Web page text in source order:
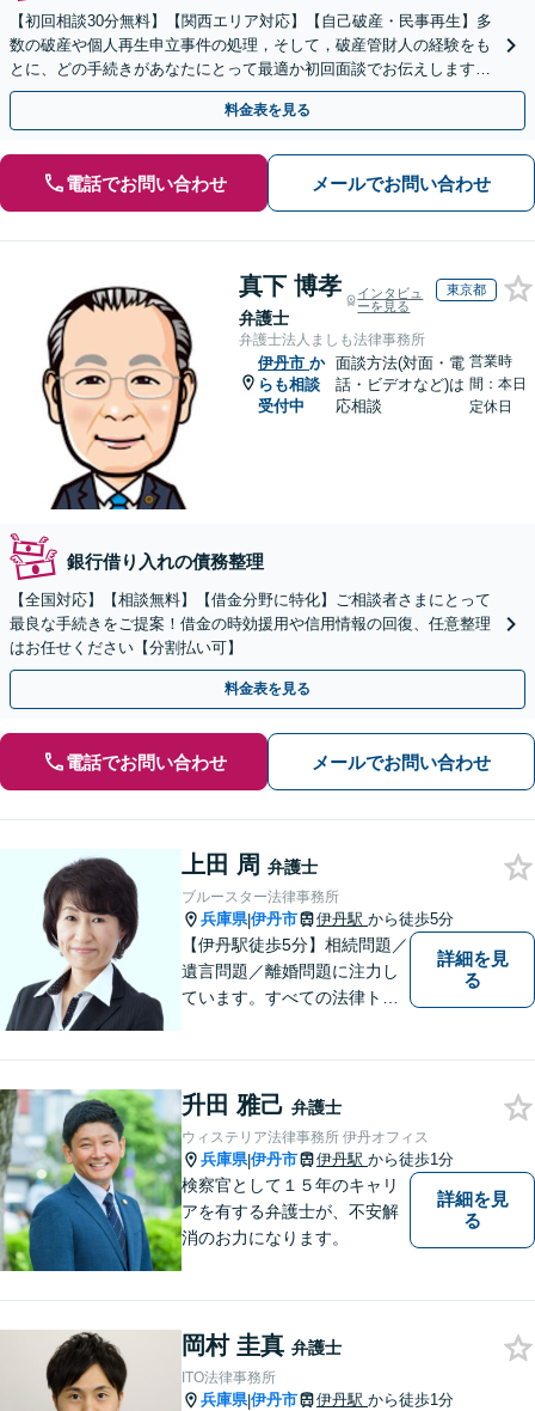
【初回相談30分無料】【関西エリア対応】【自己破産・民事再生】多
数の破産や個人再生申立事件の処理，そして，破産管財人の経験をも
とに、どの手続きがあなたにとって最適か初回面談でお伝えします！
専門家に話を聞くことが解決への第一歩です！
料金表を見る
電話でお問い合わせ メールでお問い合わせ
真下 博孝
弁護士
インタビュ
ーを見る
東京都
弁護士法人ましも法律事務所
伊丹市 か
らも相談
受付中
面談方法(対面・電
話・ビデオなど)は
応相談
営業時
間：本日
定休日
銀行借り入れの債務整理
【全国対応】【相談無料】【借金分野に特化】ご相談者さまにとって
最良な手続きをご提案！借金の時効援用や信用情報の回復、任意整理
はお任せください【分割払い可】
料金表を見る
電話でお問い合わせ メールでお問い合わせ
上田 周 弁護士
ブルースター法律事務所
兵庫県|伊丹市 伊丹駅 から徒歩5分
【伊丹駅徒歩5分】相続問題／
遺言問題／離婚問題に注力し
ています。すべての法律トラ
様と信頼関係を築いて紛争解
決し、解決後の人生を幸せに
過ごして頂きたいと願いを込
めています。
詳細を見
る
升田 雅己 弁護士
ウィステリア法律事務所 伊丹オフィス
兵庫県|伊丹市 伊丹駅 から徒歩1分
検察官として１５年のキャリ
アを有する弁護士が、不安解
消のお力になります。
詳細を見
る
岡村 圭真 弁護士
ITO法律事務所
兵庫県|伊丹市 伊丹駅 から徒歩1分